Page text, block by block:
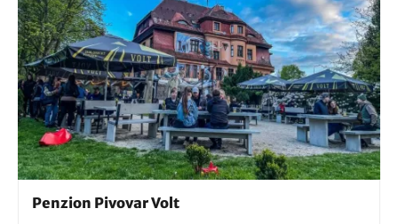
Penzion Pivovar Volt